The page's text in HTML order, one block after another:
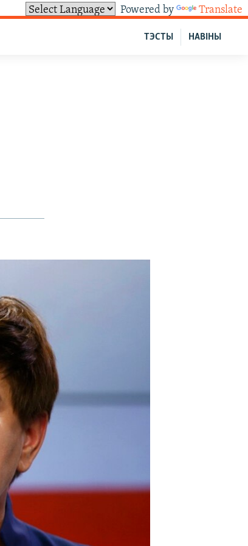
Powered by Translate
НАВІНЫ
ТЭСТЫ